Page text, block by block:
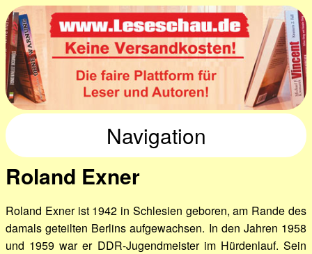
Navigation
Roland Exner
Roland Exner ist 1942 in Schlesien geboren, am Rande des
damals geteilten Berlins aufgewachsen. In den Jahren 1958
und 1959 war er DDR-Jugendmeister im Hürdenlauf. Sein